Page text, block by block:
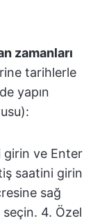
zamanları
tarihlerle
yapın
girin ve Enter
saatini girin
sağ
seçin. 4. Özel